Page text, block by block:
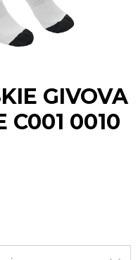
GIVOVA
C001 0010